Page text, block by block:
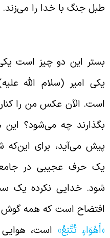
جنگ با خدا را می‌زند.
این دو چیز است
امیر (سلام الله
الآن عکس من را کنار
چه می‌شود؟ این
می‌آید، برای این‌که
حرف عجیبی در جامعه
خدایی نکرده یک
است که همه گوش
تُتَّبَعُ»است، هوایی